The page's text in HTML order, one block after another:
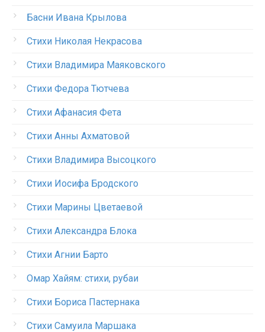
Басни Ивана Крылова
Стихи Николая Некрасова
Стихи Владимира Маяковского
Стихи Федора Тютчева
Стихи Афанасия Фета
Стихи Анны Ахматовой
Стихи Владимира Высоцкого
Стихи Иосифа Бродского
Стихи Марины Цветаевой
Стихи Александра Блока
Стихи Агнии Барто
Омар Хайям: стихи, рубаи
Стихи Бориса Пастернака
Стихи Самуила Маршака